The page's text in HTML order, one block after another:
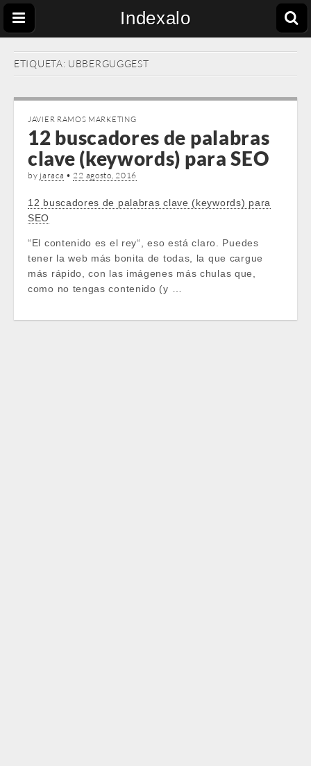
Indexalo
ETIQUETA: UBBERGUGGEST
JAVIER RAMOS MARKETING
12 buscadores de palabras
clave (keywords) para SEO
by jaraca • 22 agosto, 2016
12 buscadores de palabras clave (keywords) para
SEO
“El contenido es el rey“, eso está claro. Puedes
tener la web más bonita de todas, la que cargue
más rápido, con las imágenes más chulas que,
como no tengas contenido (y …